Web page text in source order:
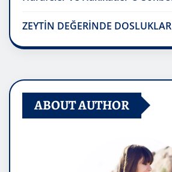
ZEYTİN DEĞERİNDE DOSLUKLAR
ABOUT AUTHOR